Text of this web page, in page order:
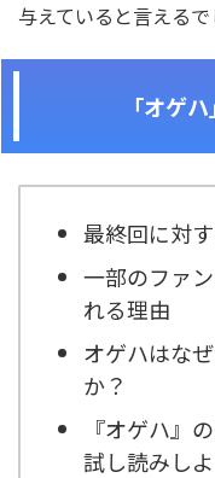
与えていると言えるで
「オゲ
最終回に対
一部のファ
れる理由
オゲハはな
か？
『オゲハ』
試し読みし